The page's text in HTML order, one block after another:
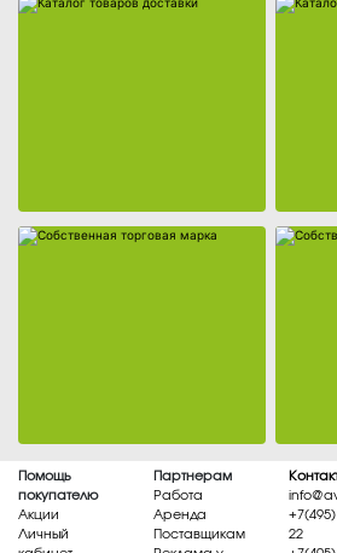
Помощь
покупателю
Акции
Личный
Партнерам
Работа
Аренда
Поставщикам
22